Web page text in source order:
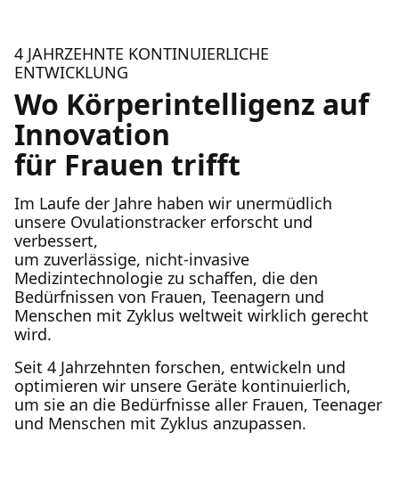
4 JAHRZEHNTE KONTINUIERLICHE
ENTWICKLUNG
Wo Körperintelligenz auf
Innovation
für Frauen trifft
Im Laufe der Jahre haben wir unermüdlich
unsere Ovulationstracker erforscht und
verbessert,
um zuverlässige, nicht-invasive
Medizintechnologie zu schaffen, die den
Bedürfnissen von Frauen, Teenagern und
Menschen mit Zyklus weltweit wirklich gerecht
wird.
Seit 4 Jahrzehnten forschen, entwickeln und
optimieren wir unsere Geräte kontinuierlich,
um sie an die Bedürfnisse aller Frauen, Teenager
und Menschen mit Zyklus anzupassen.